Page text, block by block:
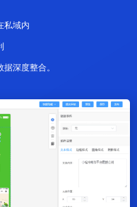
私域内
深度整合。